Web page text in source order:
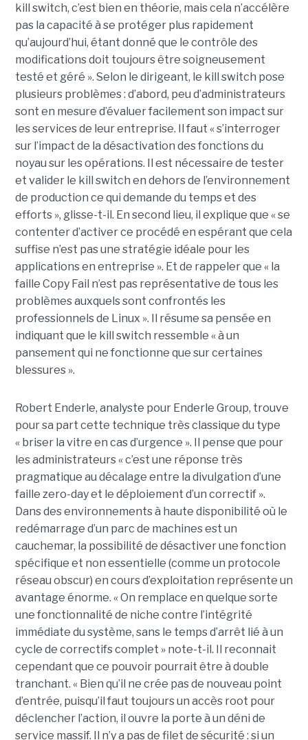
kill switch, c’est bien en théorie, mais cela n’accélère
pas la capacité à se protéger plus rapidement
qu’aujourd’hui, étant donné que le contrôle des
modifications doit toujours être soigneusement
testé et géré ». Selon le dirigeant, le kill switch pose
plusieurs problèmes : d’abord, peu d’administrateurs
sont en mesure d’évaluer facilement son impact sur
les services de leur entreprise. Il faut « s’interroger
sur l’impact de la désactivation des fonctions du
noyau sur les opérations. Il est nécessaire de tester
et valider le kill switch en dehors de l’environnement
de production ce qui demande du temps et des
efforts », glisse-t-il. En second lieu, il explique que « se
contenter d’activer ce procédé en espérant que cela
suffise n’est pas une stratégie idéale pour les
applications en entreprise ». Et de rappeler que « la
faille Copy Fail n’est pas représentative de tous les
problèmes auxquels sont confrontés les
professionnels de Linux ». Il résume sa pensée en
indiquant que le kill switch ressemble « à un
pansement qui ne fonctionne que sur certaines
blessures ».
Robert Enderle, analyste pour Enderle Group, trouve
pour sa part cette technique très classique du type
« briser la vitre en cas d’urgence ». Il pense que pour
les administrateurs « c’est une réponse très
pragmatique au décalage entre la divulgation d’une
faille zero-day et le déploiement d’un correctif ».
Dans des environnements à haute disponibilité où le
redémarrage d’un parc de machines est un
cauchemar, la possibilité de désactiver une fonction
spécifique et non essentielle (comme un protocole
réseau obscur) en cours d’exploitation représente un
avantage énorme. « On remplace en quelque sorte
une fonctionnalité de niche contre l’intégrité
immédiate du système, sans le temps d’arrêt lié à un
cycle de correctifs complet » note-t-il. Il reconnait
cependant que ce pouvoir pourrait être à double
tranchant. « Bien qu’il ne crée pas de nouveau point
d’entrée, puisqu’il faut toujours un accès root pour
déclencher l’action, il ouvre la porte à un déni de
service massif. Il n’y a pas de filet de sécurité : si un